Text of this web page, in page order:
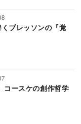
ブレッソンの『覚
コースケの創作哲学